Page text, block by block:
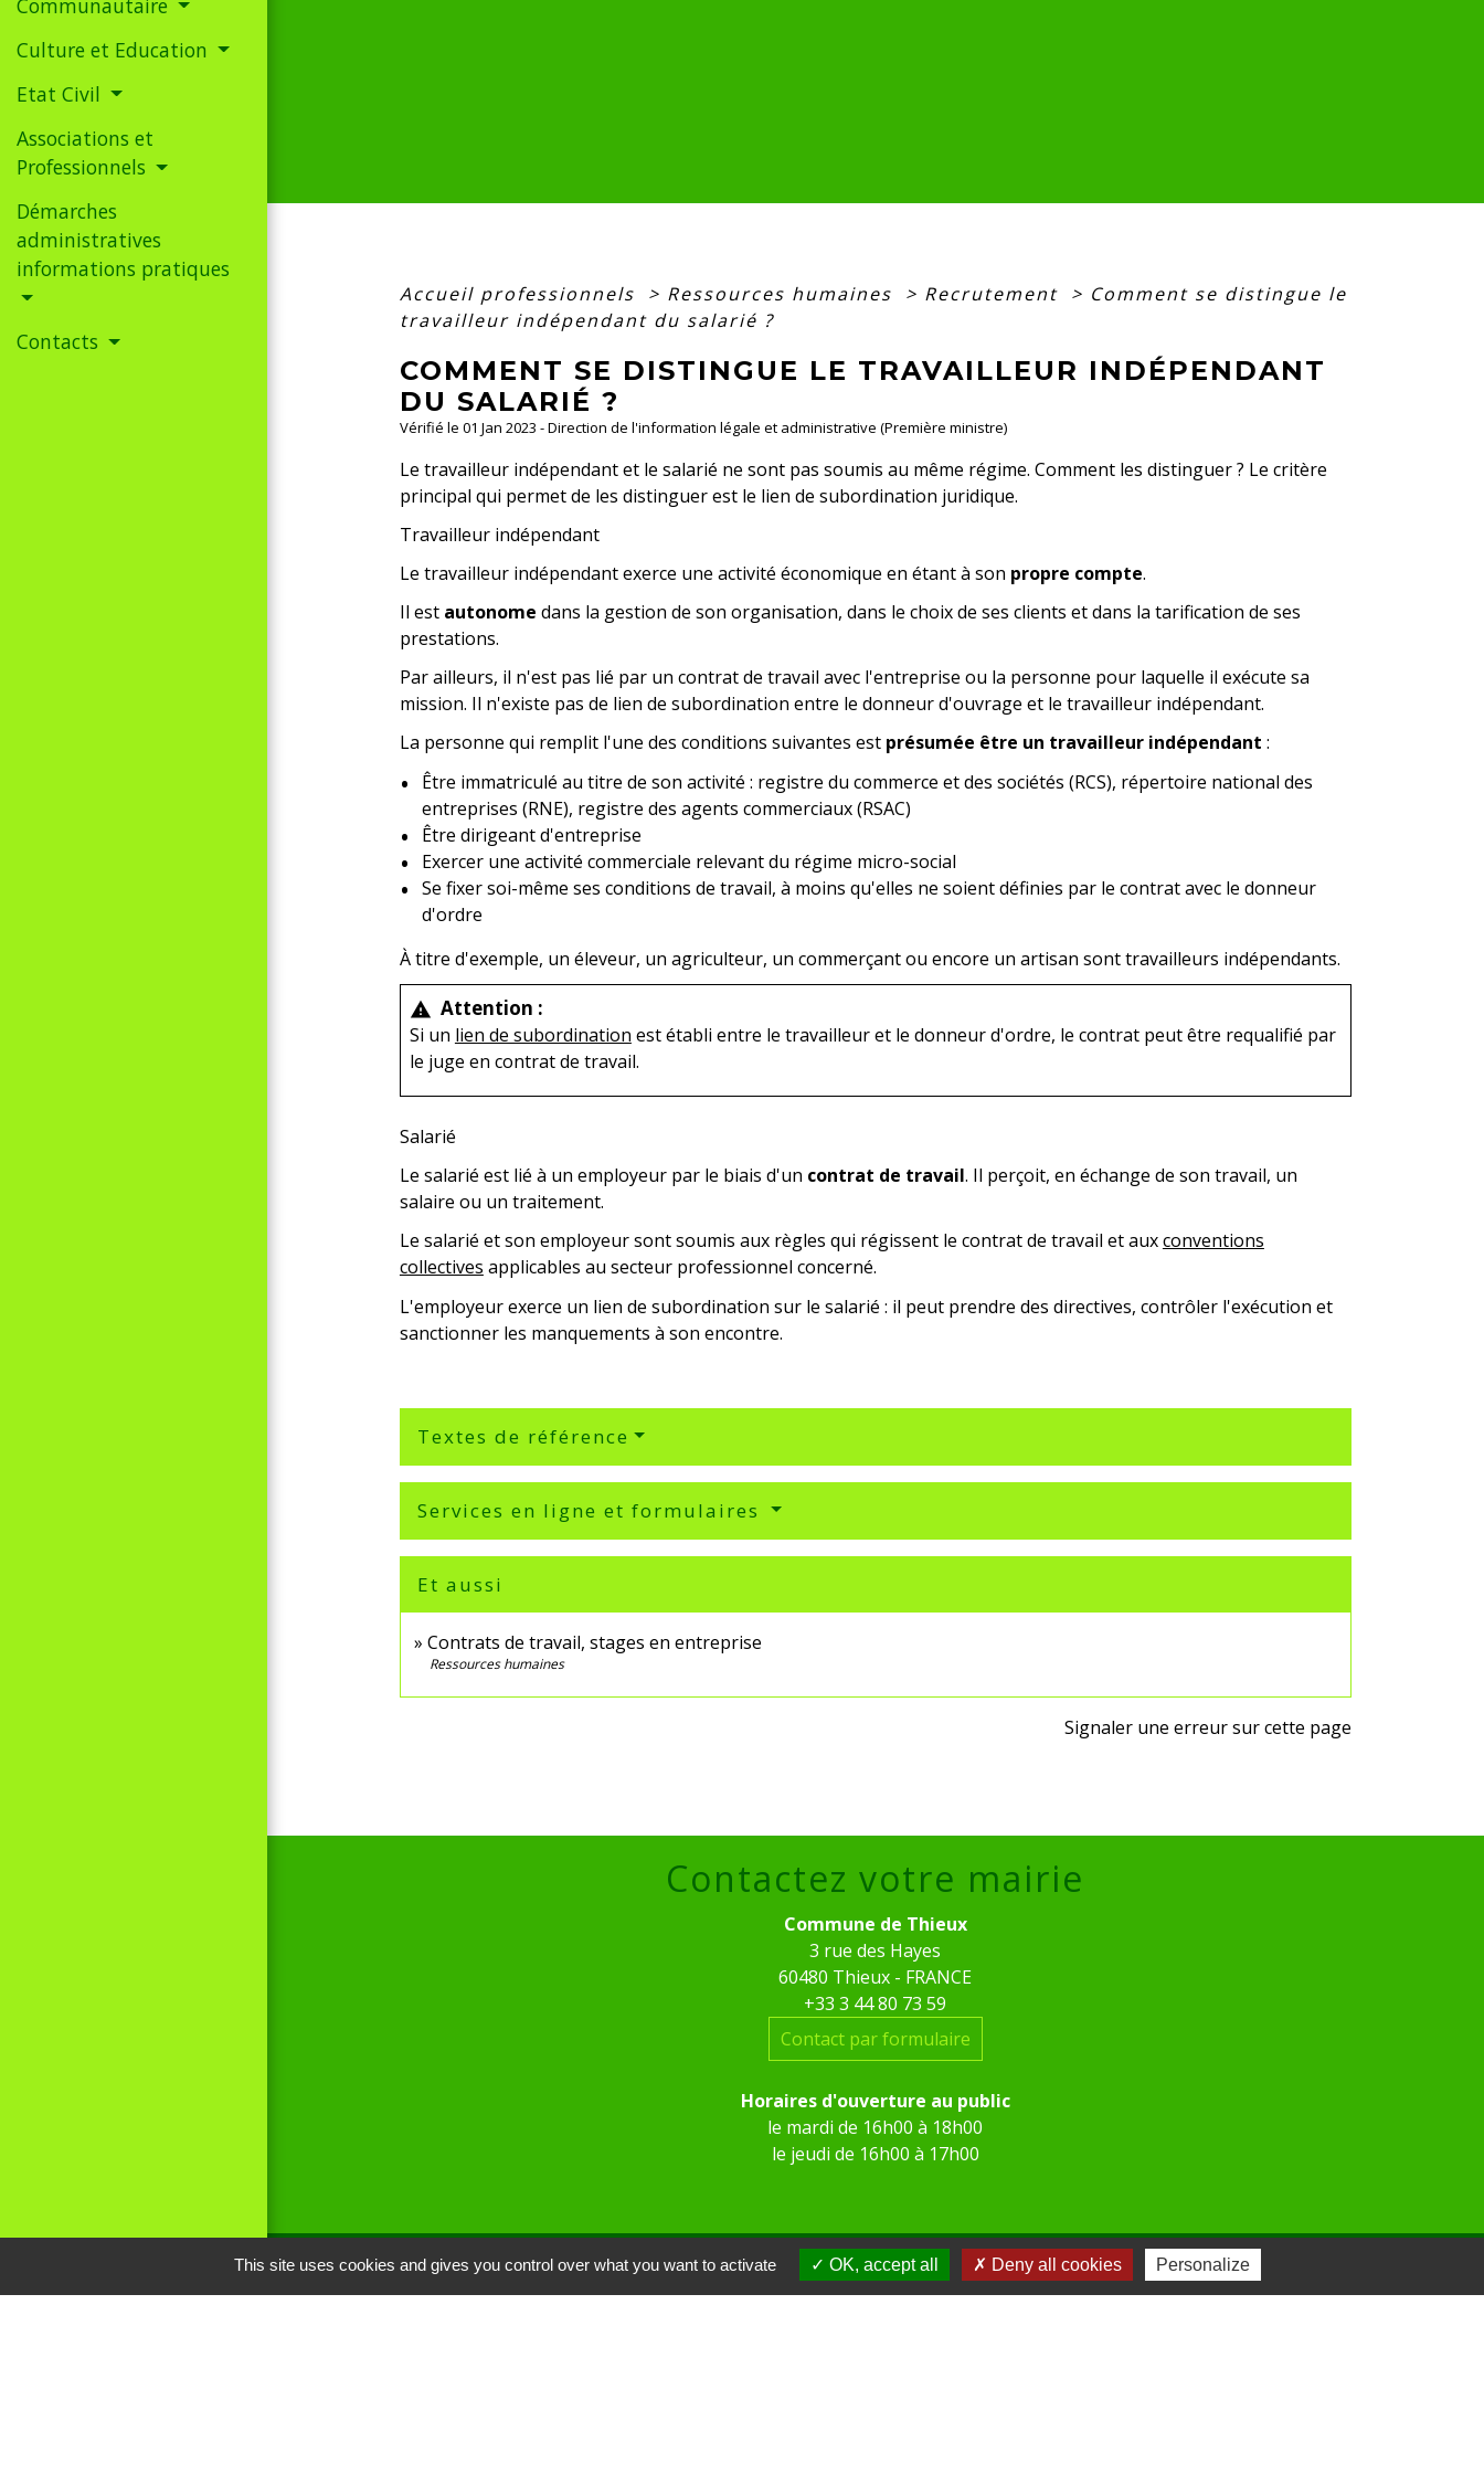
Communautaire
Culture et Education
Etat Civil
Associations et
Professionnels
Démarches
administratives
informations pratiques
Contacts
Accueil professionnels > Ressources humaines > Recrutement > Comment se distingue le
travailleur indépendant du salarié ?
COMMENT SE DISTINGUE LE TRAVAILLEUR INDÉPENDANT
DU SALARIÉ ?
Vérifié le 01 Jan 2023 - Direction de l'information légale et administrative (Première ministre)
Le travailleur indépendant et le salarié ne sont pas soumis au même régime. Comment les distinguer ? Le critère
principal qui permet de les distinguer est le lien de subordination juridique.
Travailleur indépendant
Le travailleur indépendant exerce une activité économique en étant à son propre compte.
Il est autonome dans la gestion de son organisation, dans le choix de ses clients et dans la tarification de ses
prestations.
Par ailleurs, il n'est pas lié par un contrat de travail avec l'entreprise ou la personne pour laquelle il exécute sa
mission. Il n'existe pas de lien de subordination entre le donneur d'ouvrage et le travailleur indépendant.
La personne qui remplit l'une des conditions suivantes estprésumée être un travailleur indépendant :
Être immatriculé au titre de son activité : registre du commerce et des sociétés (RCS), répertoire national des
entreprises (RNE), registre des agents commerciaux (RSAC)
Être dirigeant d'entreprise
Exercer une activité commerciale relevant du régime micro-social
Se fixer soi-même ses conditions de travail, à moins qu'elles ne soient définies par le contrat avec le donneur
d'ordre
À titre d'exemple, un éleveur, un agriculteur, un commerçant ou encore un artisan sont travailleurs indépendants.
warning Attention :
Si un lien de subordination est établi entre le travailleur et le donneur d'ordre, le contrat peut être requalifié par
le juge en contrat de travail.
Salarié
Le salarié est lié à un employeur par le biais d'un contrat de travail. Il perçoit, en échange de son travail, un
salaire ou un traitement.
Le salarié et son employeur sont soumis aux règles qui régissent le contrat de travail et auxconventions
collectives applicables au secteur professionnel concerné.
L'employeur exerce un lien de subordination sur le salarié : il peut prendre des directives, contrôler l'exécution et
sanctionner les manquements à son encontre.
Textes de référence
Services en ligne et formulaires
Et aussi
Contrats de travail, stages en entreprise
Ressources humaines
Signaler une erreur sur cette page
Contactez votre mairie
Commune de Thieux
3 rue des Hayes
60480 Thieux - FRANCE
+33 3 44 80 73 59
Contact par formulaire
Horaires d'ouverture au public
le mardi de 16h00 à 18h00
le jeudi de 16h00 à 17h00
This site uses cookies and gives you control over what you want to activate OK, accept all Deny all cookies Personalize